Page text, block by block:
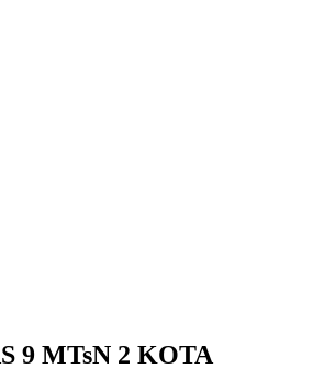
9 MTsN 2 KOTA